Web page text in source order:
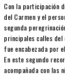
Con la participación
del Carmen y el
segunda
principales calles del
fue encabezada por
En este segundo
acompañada con las